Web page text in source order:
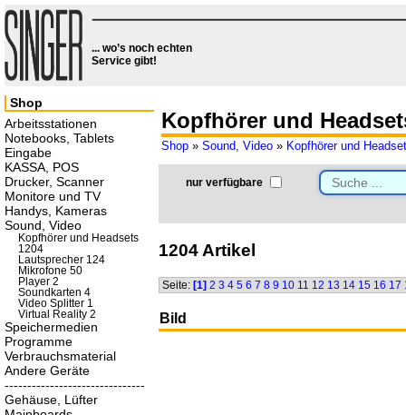
... wo’s noch echten
Service gibt!
Kopfhörer und
Shop » Sound, Video » Kopfhörer und
nur verfügbare
1204 Artikel
Seite: [1] 2 3 4 5 6 7 8 9 10 11 12 13 14 15 16 17
Bild
Shop
Arbeitsstationen
Notebooks, Tablets
Eingabe
KASSA, POS
Drucker, Scanner
Monitore und TV
Handys, Kameras
Sound, Video
Kopfhörer und Headsets
1204
Lautsprecher 124
Mikrofone 50
Player 2
Soundkarten 4
Video Splitter 1
Virtual Reality 2
Speichermedien
Programme
Verbrauchsmaterial
Andere Geräte
-------------------------------
Gehäuse, Lüfter